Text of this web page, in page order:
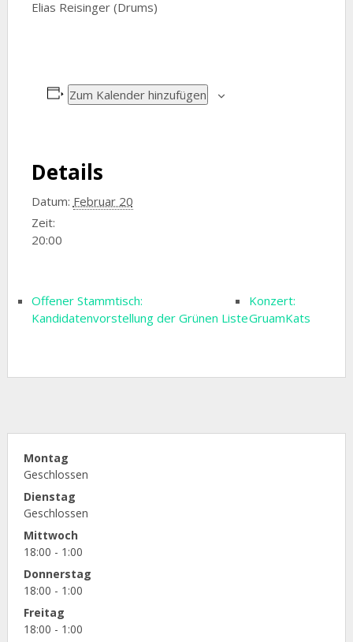
Elias Reisinger (Drums)
Zum Kalender hinzufügen
Details
Datum: Februar 20
Zeit:
20:00
Offener Stammtisch:
Kandidatenvorstellung der Grünen Liste
Konzert:
GruamKats
Montag
Geschlossen
Dienstag
Geschlossen
Mittwoch
18:00 - 1:00
Donnerstag
18:00 - 1:00
Freitag
18:00 - 1:00